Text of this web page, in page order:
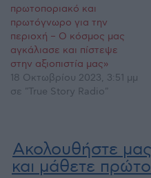
πρωτοποριακό και
πρωτόγνωρο για την
περιοχή – Ο κόσμος μας
αγκάλιασε και πίστεψε
στην αξιοπιστία μας»
18 Οκτωβρίου 2023, 3:51 μμ
σε "True Story Radio"
Ακολουθήστε
και μάθετε